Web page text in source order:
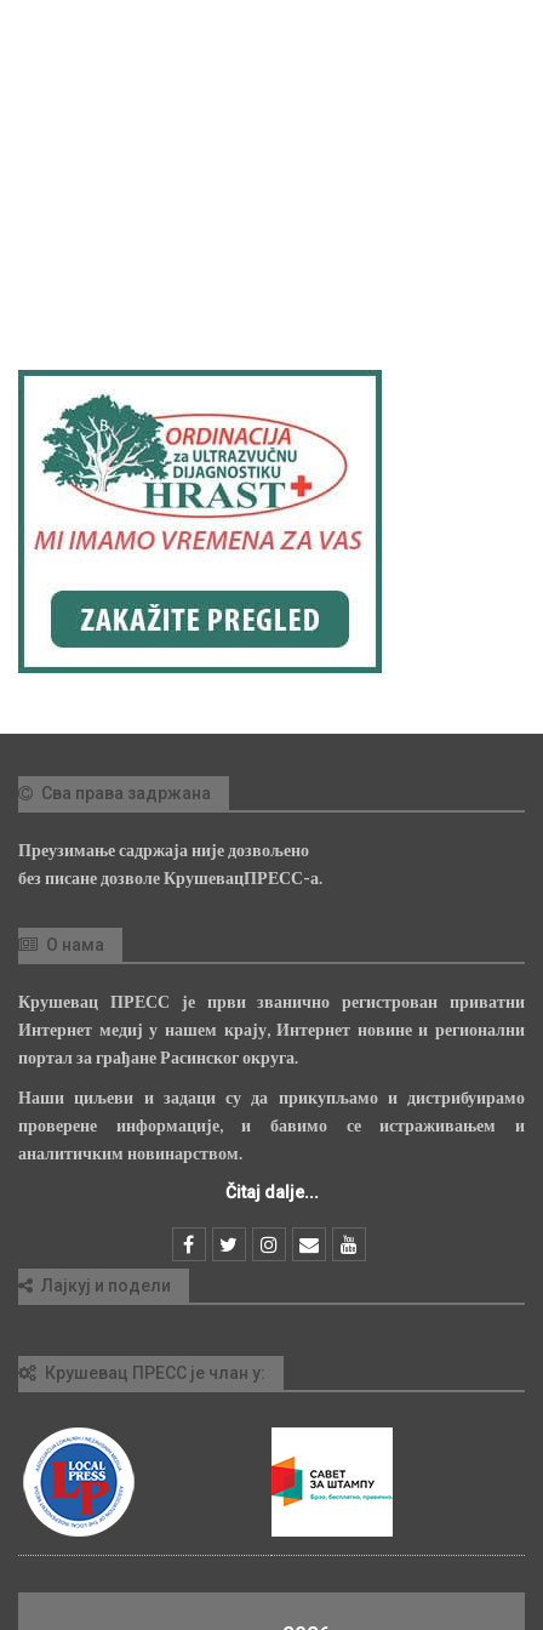
Сва права задржана
Преузимање садржаја није дозвољено
без писане дозволе КрушевацПРЕСС-а.
О нама
Крушевац ПРЕСС је први званично регистрован приватни
Интернет медиј у нашем крају, Интернет новине и регионални
портал за грађане Расинског округа.
Наши циљеви и задаци су да прикупљамо и дистрибуирамо
проверене информације, и бавимо се истраживањем и
аналитичким новинарством.
Čitaj dalje...
Лајкуј и подели
Крушевац ПРЕСС је члан у: